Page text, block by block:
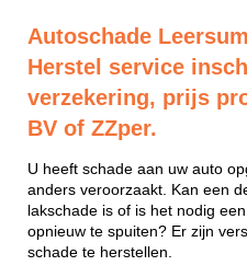
Autoschade
Herstel service
verzekering, prijs
BV of ZZper.
U heeft schade aan uw auto
anders veroorzaakt. Kan een
lakschade is of is het nodig
opnieuw te spuiten? Er zijn
schade te herstellen.